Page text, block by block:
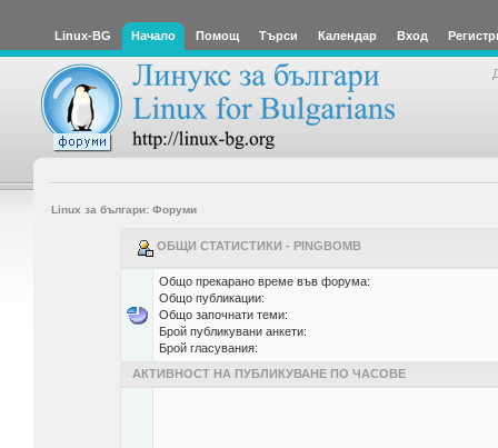
Linux-BG Начало Помощ Търси Календар Вход
Linux за българи: Форуми
ОБЩИ СТАТИСТИКИ - PINGBOMB
Общо прекарано време във форума:
Общо публикации:
Общо започнати теми:
Брой публикувани анкети:
Брой гласувания:
АКТИВНОСТ НА ПУБЛИКУВАНЕ ПО ЧАСОВЕ